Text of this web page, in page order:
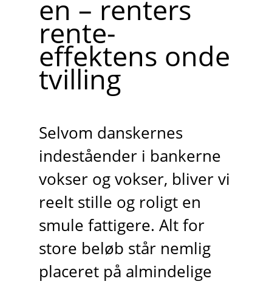
en – renters
rente-
effektens onde
tvilling
Selvom danskernes
indeståender i bankerne
vokser og vokser, bliver vi
reelt stille og roligt en
smule fattigere. Alt for
store beløb står nemlig
placeret på almindelige